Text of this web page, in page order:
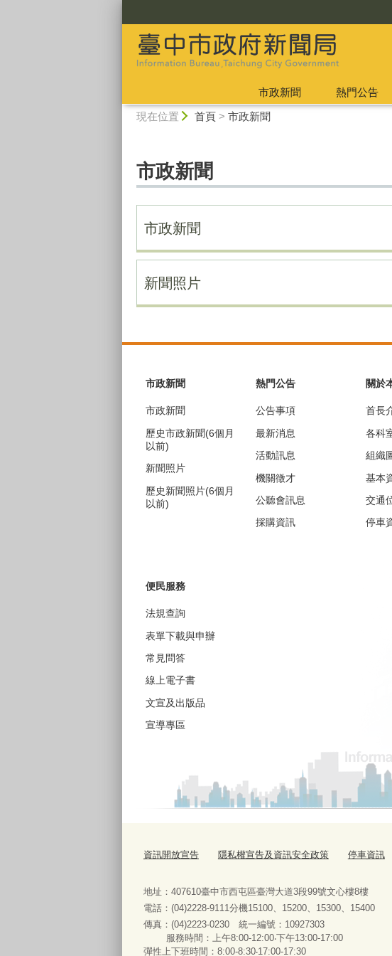
市政新聞 熱門公告
現在位置 首頁> 市政新聞
市政新聞
市政新聞
新聞照片
市政新聞
市政新聞
歷史市政新聞(6個月
以前)
新聞照片
歷史新聞照片(6個月
以前)
熱門公告
公告事項
最新消息
活動訊息
機關徵才
公聽會訊息
採購資訊
關於
首長
各科
組織
基本
交通
停車
便民服務
法規查詢
表單下載與申辦
常見問答
線上電子書
文宣及出版品
宣導專區
資訊開放宣告 隱私權宣告及資訊安全政策 停車資訊
地址：407610臺中市西屯區臺灣大道3段99號文心樓8樓
電話：(04)2228-9111分機15100、15200、15300、15400
傳真：(04)2223-0230 統一編號 ：
服務時間：上午8:00-12:00‧下午13:00-17:00
彈性上下班時間：8:00-8:30‧17:00-17:30